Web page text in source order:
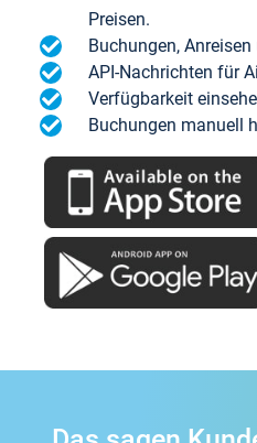
Preisen.
Buchungen,
API-Nachrichten für
Verfügbarkeit
Buchungen manuell